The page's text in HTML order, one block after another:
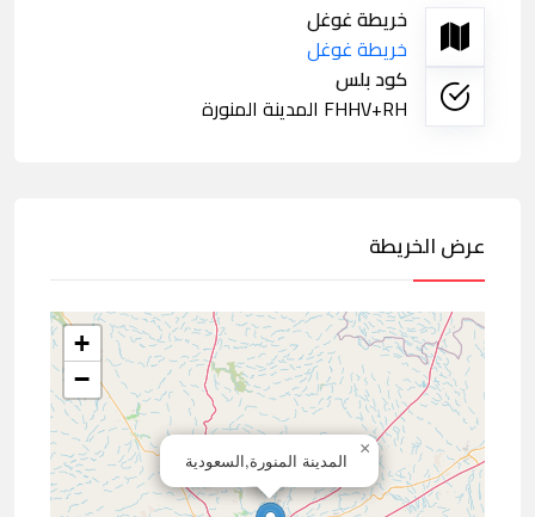
خريطة غوغل
خريطة غوغل
كود بلس
FHHV+RH المدينة المنورة
عرض الخريطة
المدينة المنورة,السعودية
×
+
−